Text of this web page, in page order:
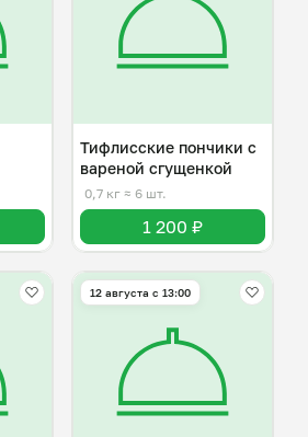
Тифлисские пончики с
вареной сгущенкой
0,7 кг ≈ 6 шт.
1 200 ₽
12 августа с 13:00